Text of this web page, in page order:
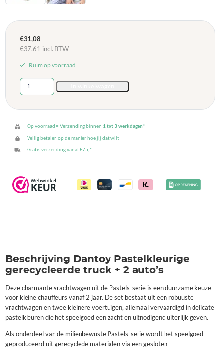
€31,08
€37,61 incl. BTW
Ruim op voorraad
Dantoy
Pastelkleurige
truck
2
auto's
aantal
Op voorraad = Verzending binnen 1 tot 3 werkdagen*
Veilig betalen op de manier hoe jij dat wilt
Gratis verzending vanaf €75,-*
Beschrijving Dantoy Pastelkleurige
gerecycleerde truck + 2 auto’s
Deze charmante vrachtwagen uit de Pastels-serie is een duurzame keuze
voor kleine chauffeurs vanaf 2 jaar. De set bestaat uit een robuuste
vrachtwagen en twee kleinere voertuigen, allemaal vervaardigd in delicate
pastelkleuren die het speelgoed een zacht en uitnodigend uiterlijk geven.
Als onderdeel van de milieubewuste Pastels-serie wordt het speelgoed
geproduceerd uit gerecyclede materialen via een gesloten